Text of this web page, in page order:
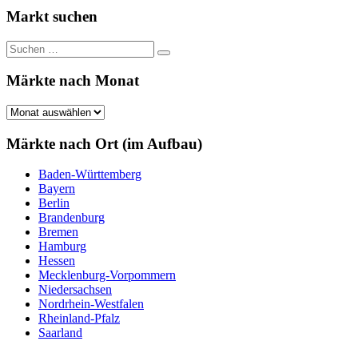
der
Markt suchen
Suchen
nach:
Suchen
Märkte nach Monat
Märkte
Monat
Märkte nach Ort (im Aufbau)
Baden-Württemberg
Bayern
Berlin
Brandenburg
Bremen
Hamburg
Hessen
Mecklenburg-Vorpommern
Niedersachsen
Nordrhein-Westfalen
Rheinland-Pfalz
Saarland